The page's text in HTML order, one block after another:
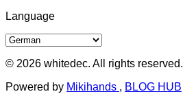
Language
© 2026 whitedec. All rights reserved.
Powered by Mikihands , BLOG HUB